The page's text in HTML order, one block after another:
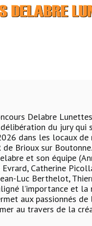
Delabre
du jury qui
dans les locaux de
Brioux sur
et son équipe
Catherine
Luc Berthelot,
l’importance et la
aux passionnés
au travers de la